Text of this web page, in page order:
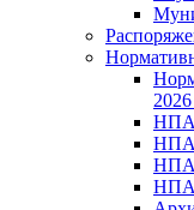
НПА
НПА
НПА
НПА